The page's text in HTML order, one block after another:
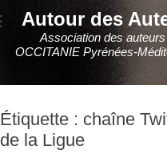
Autour des
Association des auteurs
OCCITANIE Pyrénées-
Étiquette : chaîne
de la Ligue